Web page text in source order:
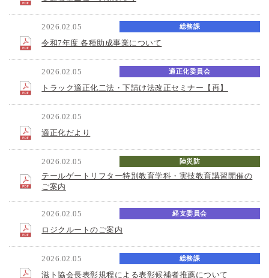
2026.02.05 総務課
令和7年度 各種助成事業について
2026.02.05 適正化委員会
トラック適正化二法・下請け法改正セミナー【再】
2026.02.05
適正化だより
2026.02.05 陸災防
テールゲートリフター特別教育学科・実技教育講習開催の
ご案内
2026.02.05 経支委員会
ロジクルートのご案内
2026.02.05 総務課
滋ト協会長表彰規程による表彰候補者推薦について